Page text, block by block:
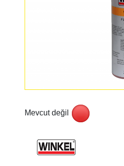
Mevcut değil